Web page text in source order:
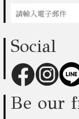
Social
Be our